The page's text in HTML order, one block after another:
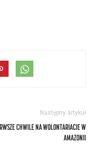
Następny artykuł
CHWILE NA WOLONTARIACIE W
AMAZONII